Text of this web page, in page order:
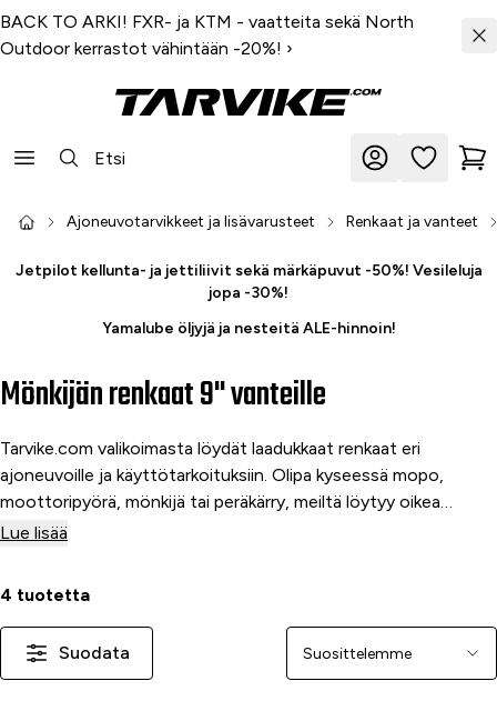
BACK TO ARKI! FXR- ja KTM - vaatteita sekä North
Outdoor kerrastot vähintään -20%! ›
Ajoneuvotarvikkeet ja lisävarusteet Renkaat ja vanteet
Jetpilot kellunta- ja jettiliivit sekä märkäpuvut -50%! Vesileluja
jopa -30%!
Yamalube öljyjä ja nesteitä ALE-hinnoin!
Mönkijän renkaat 9" vanteille
Tarvike.com valikoimasta löydät laadukkaat renkaat eri
ajoneuvoille ja käyttötarkoituksiin. Olipa kyseessä mopo,
moottoripyörä, mönkijä tai peräkärry, meiltä löytyy oikea
rengas parantamaan ajoneuvosi pitoa ja suorituskykyä.
Lue lisää
4 tuotetta
Suodata Järjestä